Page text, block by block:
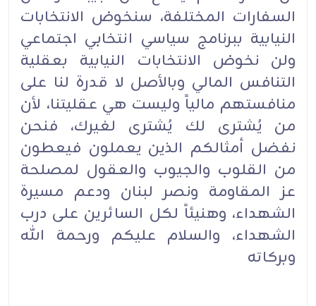
السفارات المختلفة، سنخوض الانتخابات
النيابية ببرنامج سياسي انتخابي اجتماعي
ولن نخوض الانتخابات النيابية بعقلية
التنافس المالي وبالأصل لا قدرة لنا على
منافستهم مالياً وليست هي عقليتنا، لأن
من يُشترى لك يُشترى لغيرك، فنحن
نفضل أمثالكم الذين يعملون فيعطون
من القلوب والجيوب والعقول لمصلحة
عز المقاومة ونصر لبنان ودعم مسيرة
الشهداء، وهنيئاً لكل السائرين على درب
الشهداء، والسلام عليكم ورحمة الله
وبركاته